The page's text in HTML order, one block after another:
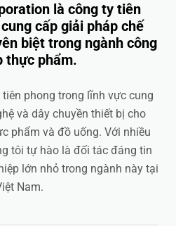
là công ty tiên
cấp giải pháp chế
biệt trong ngành công
thực phẩm.
phong trong lĩnh vực cung
và dây chuyền thiết bị cho
phẩm và đồ uống. Với nhiều
tôi tự hào là đối tác đáng tin
lớn nhỏ trong ngành này tại
Nam.